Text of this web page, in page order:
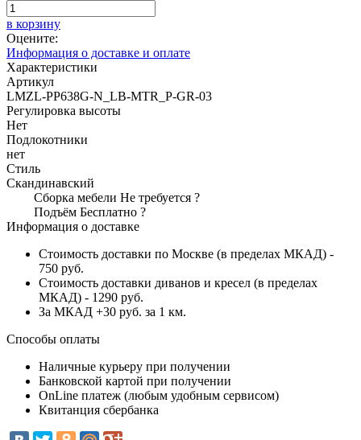
в корзину
Оцените:
Информация о доставке и оплате
Характеристики
Артикул
LMZL-PP638G-N_LB-MTR_P-GR-03
Регулировка высоты
Нет
Подлокотники
нет
Стиль
Скандинавский
Сборка мебели Не требуется ?
Подъём Бесплатно ?
Информация о доставке
Стоимость доставки по Москве (в пределах МКАД) -
750 руб.
Стоимость доставки диванов и кресел (в пределах
МКАД) - 1290 руб.
За МКАД +30 руб. за 1 км.
Способы оплаты
Наличные курьеру при получении
Банковской картой при получении
OnLine платеж (любым удобным сервисом)
Квитанция сбербанка